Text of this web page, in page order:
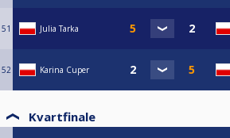
51 Julia Tarka
52 Karina Cuper
Kvartfinale